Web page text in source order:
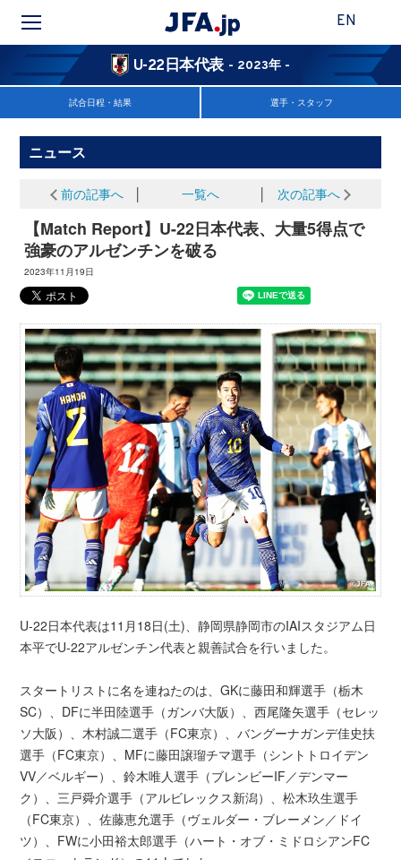
EN
U-22日本代表 - 2023年 -
試合日程・結果 選手・スタッフ
ニュース
前の記事へ 一覧へ 次の記事へ
【Match Report】U-22日本代表、大量5得点で
強豪のアルゼンチンを破る
2023年11月19日
U-22日本代表は11月18日(土)、静岡県静岡市のIAIスタジアム日
本平でU-22アルゼンチン代表と親善試合を行いました。
スタートリストに名を連ねたのは、GKに藤田和輝選手（栃木
SC）、DFに半田陸選手（ガンバ大阪）、西尾隆矢選手（セレッ
ソ大阪）、木村誠二選手（FC東京）、バングーナガンデ佳史扶
選手（FC東京）、MFに藤田譲瑠チマ選手（シントトロイデン
VV／ベルギー）、鈴木唯人選手（ブレンビーIF／デンマー
ク）、三戸舜介選手（アルビレックス新潟）、松木玖生選手
（FC東京）、佐藤恵允選手（ヴェルダー・ブレーメン／ドイ
ツ）、FWに小田裕太郎選手（ハート・オブ・ミドロシアンFC